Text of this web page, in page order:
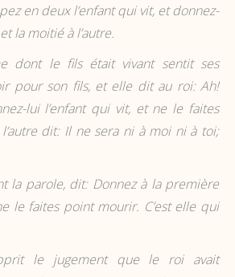
en deux l’enfant qui vit, et donnez-
la moitié à l’autre.
dont le fils était vivant sentit ses
pour son fils, et elle dit au roi: Ah!
lui l’enfant qui vit, et ne le faites
dit: Il ne sera ni à moi ni à toi;
la parole, dit: Donnez à la première
le faites point mourir. C’est elle qui
le jugement que le roi avait